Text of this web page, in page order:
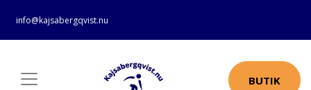
info@kajsabergqvist.nu
BUTIK